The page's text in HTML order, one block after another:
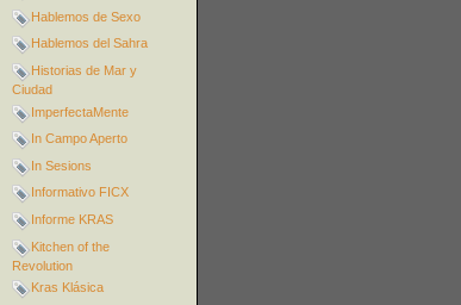
Hablemos de Sexo
Hablemos del Sahra
Historias de Mar y
Ciudad
ImperfectaMente
In Campo Aperto
In Sesions
Informativo FICX
Informe KRAS
Kitchen of the
Revolution
Kras Klásica